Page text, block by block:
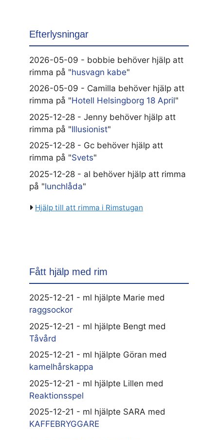
Efterlysningar
2026-05-09 - bobbie behöver hjälp att
rimma på "husvagn kabe"
2026-05-09 - Camilla behöver hjälp att
rimma på "Hotell Helsingborg 18 April"
2025-12-28 - Jenny behöver hjälp att
rimma på "Illusionist"
2025-12-28 - Gc behöver hjälp att
rimma på "Svets"
2025-12-28 - al behöver hjälp att rimma
på "lunchlåda"
Hjälp till att rimma i Rimstugan
Fått hjälp med rim
2025-12-21 - ml hjälpte Marie med
raggsockor
2025-12-21 - ml hjälpte Bengt med
Tåvård
2025-12-21 - ml hjälpte Göran med
kamelhårskappa
2025-12-21 - ml hjälpte Lillen med
Reaktionsspel
2025-12-21 - ml hjälpte SARA med
KAFFEBRYGGARE